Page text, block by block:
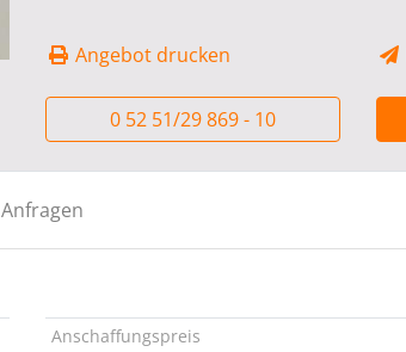
Angebot drucken
0 52 51/29 869 - 10
Anfragen
Anschaffungspreis